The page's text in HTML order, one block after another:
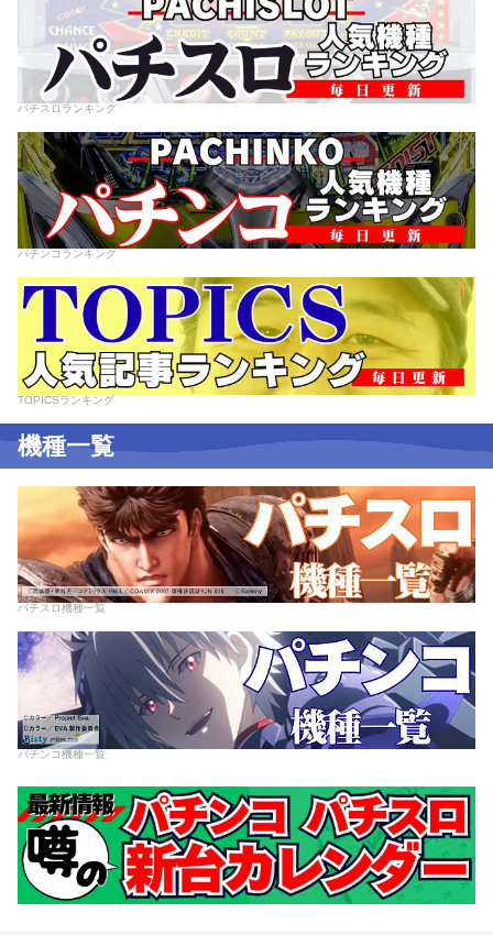
パチスロランキング
パチンコランキング
TOPICSランキング
機種一覧
パチスロ機種一覧
パチンコ機種一覧